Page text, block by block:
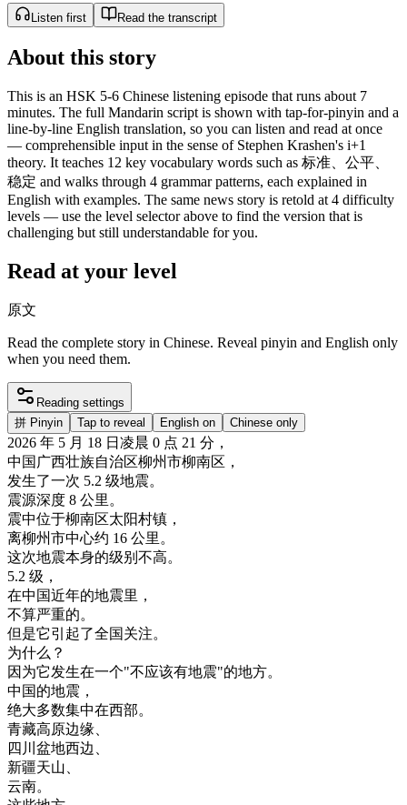
Listen first Read the transcript
About this story
This is an HSK 5-6 Chinese listening episode that runs about 7
minutes. The full Mandarin script is shown with tap-for-pinyin and a
line-by-line English translation, so you can listen and read at once
— comprehensible input in the sense of Stephen Krashen's i+1
theory. It teaches 12 key vocabulary words such as 标准、公平、
稳定 and walks through 4 grammar patterns, each explained in
English with examples. The same news story is retold at 4 difficulty
levels — use the level selector above to find the version that is
challenging but still understandable for you.
Read at your level
原文
Read the complete story in Chinese. Reveal pinyin and English only
when you need them.
Reading settings
拼 Pinyin Tap to reveal English on Chinese only
2026 年 5 月 18 日 凌晨 0 点 21 分 ，
中国广西壮族自治区柳州市柳南区 ，
发生了一次 5.2 级地震。
震源深度 8 公里。
震中位于柳南区太阳村镇 ，
离柳州市中心约 16 公里。
这次地震本身的级别 不高。
5.2 级 ，
在中国近年的地震里 ，
不算严重的。
但是它引起了全国关注。
为什么 ？
因为它发生在一个"不应该有地震"的地方。
中国的地震 ，
绝大多数集中在西部。
青藏高原边缘、
四川盆地西边 、
新疆天山、
云南。